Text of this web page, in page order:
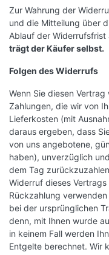
Zur Wahrung der
und die Mitteilung über
Ablauf der Widerrufsfrist
trägt der Käufer selbst.
Folgen des Widerrufs
Wenn Sie diesen
Zahlungen, die wir von
Lieferkosten (mit
daraus ergeben, dass
von uns angebotene,
haben), unverzüglich
dem Tag
Widerruf dieses
Rückzahlung
bei der ursprünglichen
denn, mit Ihnen wurde
in keinem Fall werden
Entgelte berechnet. Wir